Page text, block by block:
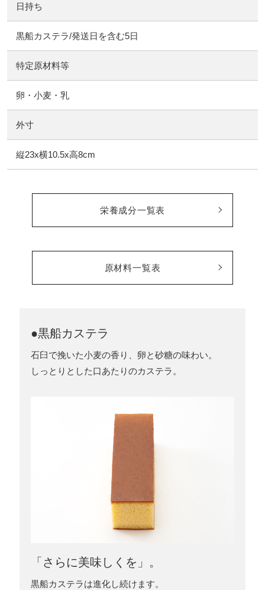
日持ち
黒船カステラ/発送日を含む5日
特定原材料等
卵・小麦・乳
外寸
縦23x横10.5x高8cm
栄養成分一覧表
原材料一覧表
●黒船カステラ
石臼で挽いた小麦の香り、卵と砂糖の味わい。
しっとりとした口あたりのカステラ。
「さらに美味しくを」。
黒船カステラは進化し続けます。